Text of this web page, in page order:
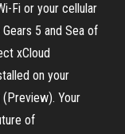
Fi or your cellular
5 and Sea of
xCloud
on your
Your
of